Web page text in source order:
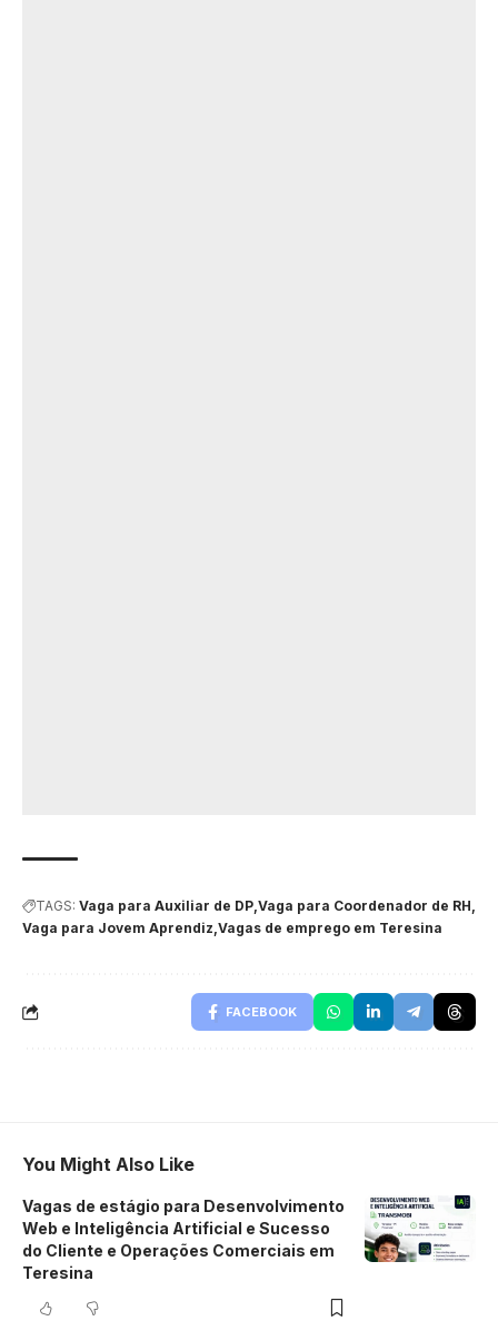
TAGS: Vaga para Auxiliar de DP Vaga para Coordenador de RH
Vaga para Jovem Aprendiz Vagas de emprego em Teresina
FACEBOOK
You Might Also Like
Vagas de estágio para Desenvolvimento
Web e Inteligência Artificial e Sucesso
do Cliente e Operações Comerciais em
Teresina